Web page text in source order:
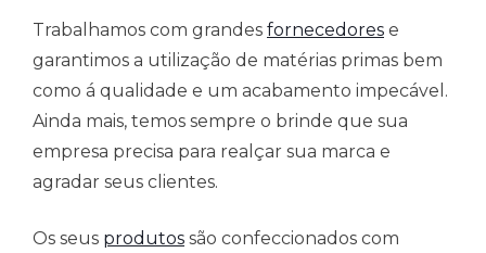
Trabalhamos com grandes fornecedores e
garantimos a utilização de matérias primas bem
como á qualidade e um acabamento impecável.
Ainda mais, temos sempre o brinde que sua
empresa precisa para realçar sua marca e
agradar seus clientes.
Os seus produtos são confeccionados com